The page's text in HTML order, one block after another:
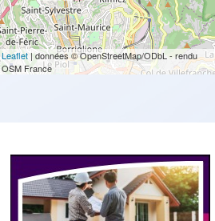
Leaflet| données © OpenStreetMap/ODbL - rendu
OSM France